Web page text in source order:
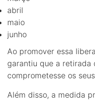
abril
maio
junho
Ao promover essa
garantiu que a retirada
comprometesse os
Além disso, a medida